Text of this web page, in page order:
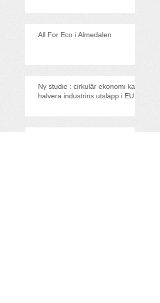
All For Eco i Almedalen
Ny studie : cirkulär ekonomi kan
halvera industrins utsläpp i EU